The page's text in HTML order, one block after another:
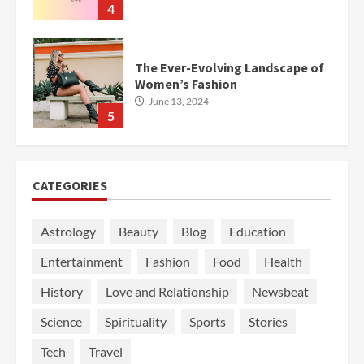
4
5
The Ever-Evolving Landscape of
Women’s Fashion
June 13, 2024
CATEGORIES
Astrology Beauty Blog
Education
Entertainment
Fashion Food
Health
History
Love and Relationship
Newsbeat
Science
Spirituality Sports
Stories
Tech
Travel